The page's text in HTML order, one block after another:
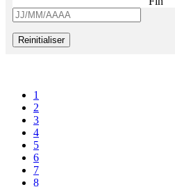
Reinitialiser
1
2
3
4
5
6
7
8